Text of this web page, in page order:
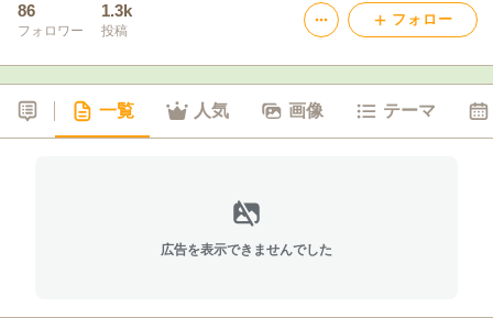
86
フォロワー
1.3k
投稿
フォロー
一覧 人気 画像 テーマ
広告を表示できませんでした